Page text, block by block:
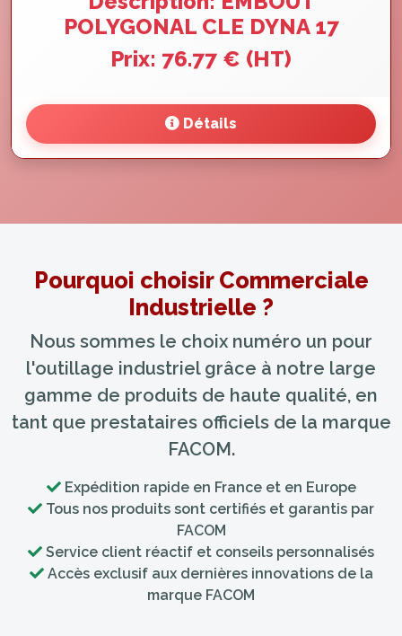
POLYGONAL CLE DYNA 17
Prix: 76.77 € (HT)
Détails
Pourquoi choisir Commerciale
Industrielle ?
Nous sommes le choix numéro un pour
l'outillage industriel grâce à notre large
gamme de produits de haute qualité, en
tant que prestataires officiels de la marque
FACOM.
Expédition rapide en France et en Europe
Tous nos produits sont certifiés et garantis par
FACOM
Service client réactif et conseils personnalisés
Accès exclusif aux dernières innovations de la
marque FACOM